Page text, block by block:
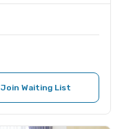
Join Waiting List